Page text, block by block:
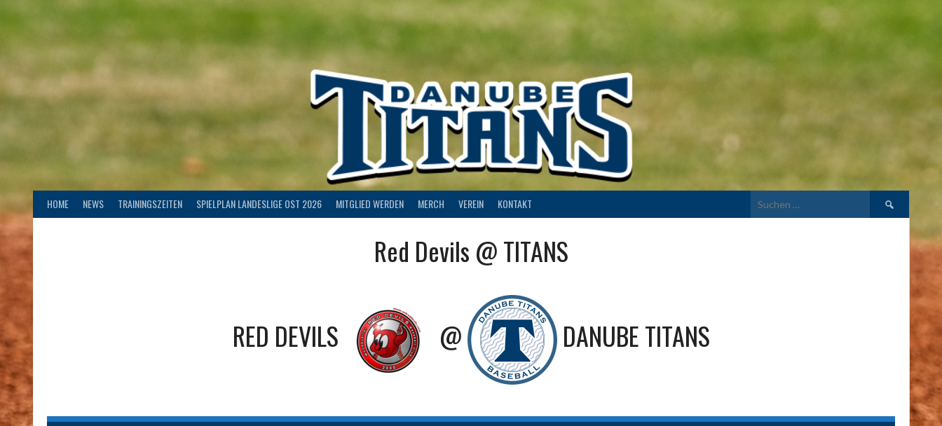
HOME NEWS TRAININGSZEITEN SPIELPLAN LANDESLIGE OST 2026 MITGLIED WERDEN MERCH VEREIN KONTAKT
Suchen
Red Devils @ TITANS
RED DEVILS @ DANUBE TITANS